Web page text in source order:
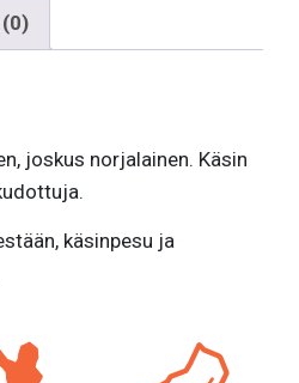
joskus norjalainen. Käsin
käsinpesu ja